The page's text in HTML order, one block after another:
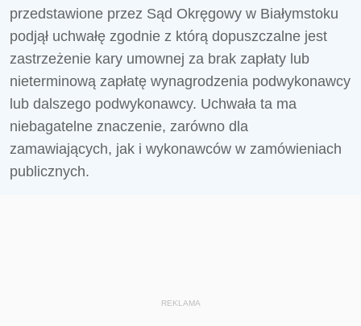
przedstawione przez Sąd Okręgowy w Białymstoku
podjął uchwałę zgodnie z którą dopuszczalne jest
zastrzeżenie kary umownej za brak zapłaty lub
nieterminową zapłatę wynagrodzenia podwykonawcy
lub dalszego podwykonawcy. Uchwała ta ma
niebagatelne znaczenie, zarówno dla
zamawiających, jak i wykonawców w zamówieniach
publicznych.
REKLAMA